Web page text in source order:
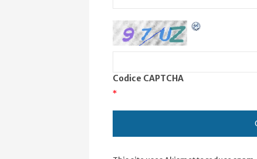
Codice CAPTCHA
*